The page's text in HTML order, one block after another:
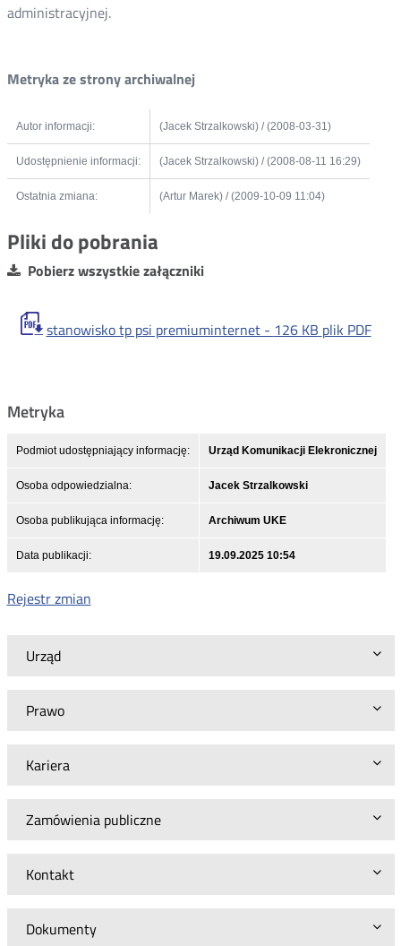
Urząd
Prawo
Kariera
Zamówienia publiczne
Kontakt
Dokumenty
administracyjnej.
Metryka ze strony archiwalnej
Autor informacji: (Jacek Strzalkowski) / (2008-03-31)
Udostępnienie informacji: (Jacek Strzalkowski) / (2008-08-11 16:29)
Ostatnia zmiana: (Artur Marek) / (2009-10-09 11:04)
Pliki do pobrania
Pobierz wszystkie załączniki
stanowisko tp psi premiuminternet - 126 KB plik PDF
Metryka
Podmiot udostępniający informację: Urząd Komunikacji Elekronicznej
Osoba odpowiedzialna: Jacek Strzalkowski
Osoba publikująca informację: Archiwum UKE
Data publikacji: 19.09.2025 10:54
Rejestr zmian